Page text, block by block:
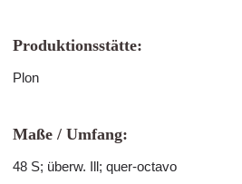
Produktionsstätte:
Plon
Maße / Umfang:
48 S; überw. Ill; quer-octavo